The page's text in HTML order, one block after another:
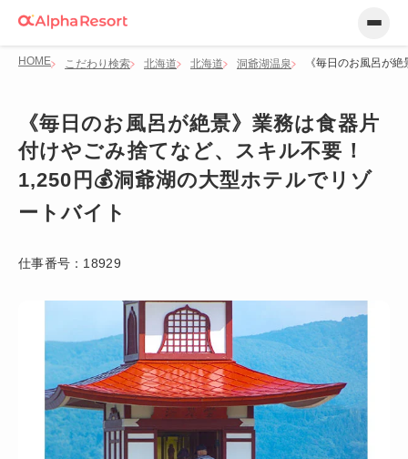
HOME こだわり検索 北海道 北海道 洞爺湖温泉 《毎日のお風呂が
《毎日のお風呂が絶景》業務は食器片
付けやごみ捨てなど、スキル不要！
1,250円💰洞爺湖の大型ホテルでリゾ
ートバイト
仕事番号： 18929